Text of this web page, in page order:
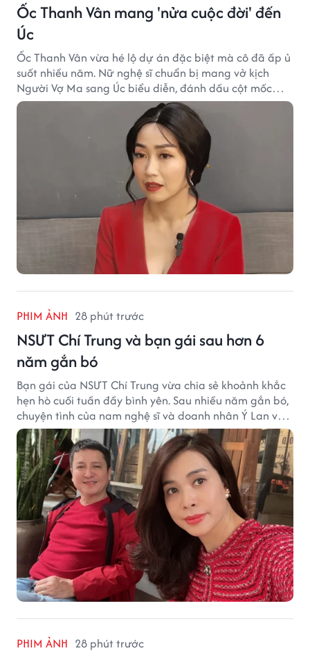
Ốc Thanh Vân mang 'nửa cuộc đời' đến
Úc
Ốc Thanh Vân vừa hé lộ dự án đặc biệt mà cô đã ấp ủ
suốt nhiều năm. Nữ nghệ sĩ chuẩn bị mang vở kịch
Người Vợ Ma sang Úc biểu diễn, đánh dấu cột mốc
đáng nhớ trong hành trình làm nghề.
PHIM ẢNH 28 phút trước
NSƯT Chí Trung và bạn gái sau hơn 6
năm gắn bó
Bạn gái của NSƯT Chí Trung vừa chia sẻ khoảnh khắc
hẹn hò cuối tuần đầy bình yên. Sau nhiều năm gắn bó,
chuyện tình của nam nghệ sĩ và doanh nhân Ý Lan vẫn
nhận được sự quan tâm từ công chúng.
PHIM ẢNH 28 phút trước